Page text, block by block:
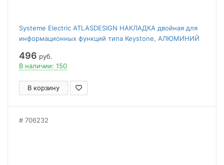
Systeme Electric ATLASDESIGN НАКЛАДКА двойная для
информационных функций типа Keystone, АЛЮМИНИЙ
496 руб.
В наличии: 150
В корзину
706232